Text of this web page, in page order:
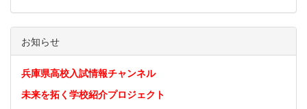
お知らせ
兵庫県高校入試情報チャンネル
未来を拓く学校紹介プロジェクト